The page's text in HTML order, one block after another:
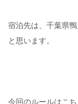
宿泊先は、千葉県
と思います。
今回のルールはこち